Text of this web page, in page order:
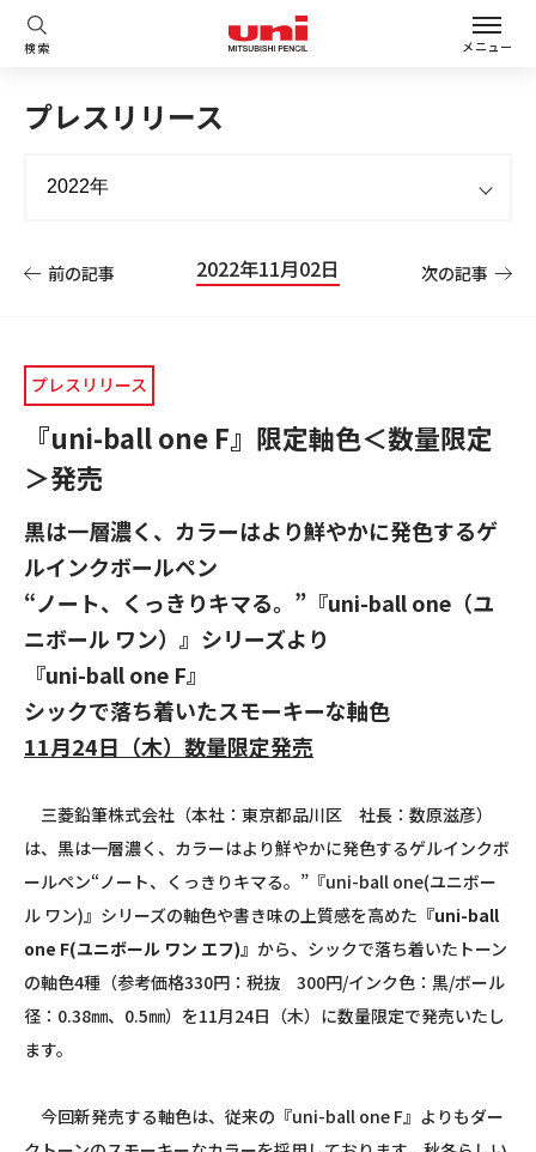
検索 メニュー
プレスリリース
前の記事 2022年11月02日 次の記事
プレスリリース
『uni-ball one F』限定軸色＜数量限定
＞発売
黒は一層濃く、カラーはより鮮やかに発色するゲ
ルインクボールペン
“ノート、くっきりキマる。”『uni-ball one（ユ
ニボール ワン）』シリーズより
『uni-ball one F』
シックで落ち着いたスモーキーな軸色
11月24日（木）数量限定発売
三菱鉛筆株式会社（本社：東京都品川区 社長：数原滋彦）
は、黒は一層濃く、カラーはより鮮やかに発色するゲルインクボ
ールペン“ノート、くっきりキマる。”『uni-ball one(ユニボー
ル ワン)』シリーズの軸色や書き味の上質感を高めた 『uni-ball
one F(ユニボール ワン エフ)』 から、シックで落ち着いたトーン
の軸色4種（参考価格330円：税抜 300円/インク色：黒/ボール
径：0.38㎜、0.5㎜）を11月24日（木）に数量限定で発売いたし
ます。
今回新発売する軸色は、従来の『uni-ball one F』よりもダー